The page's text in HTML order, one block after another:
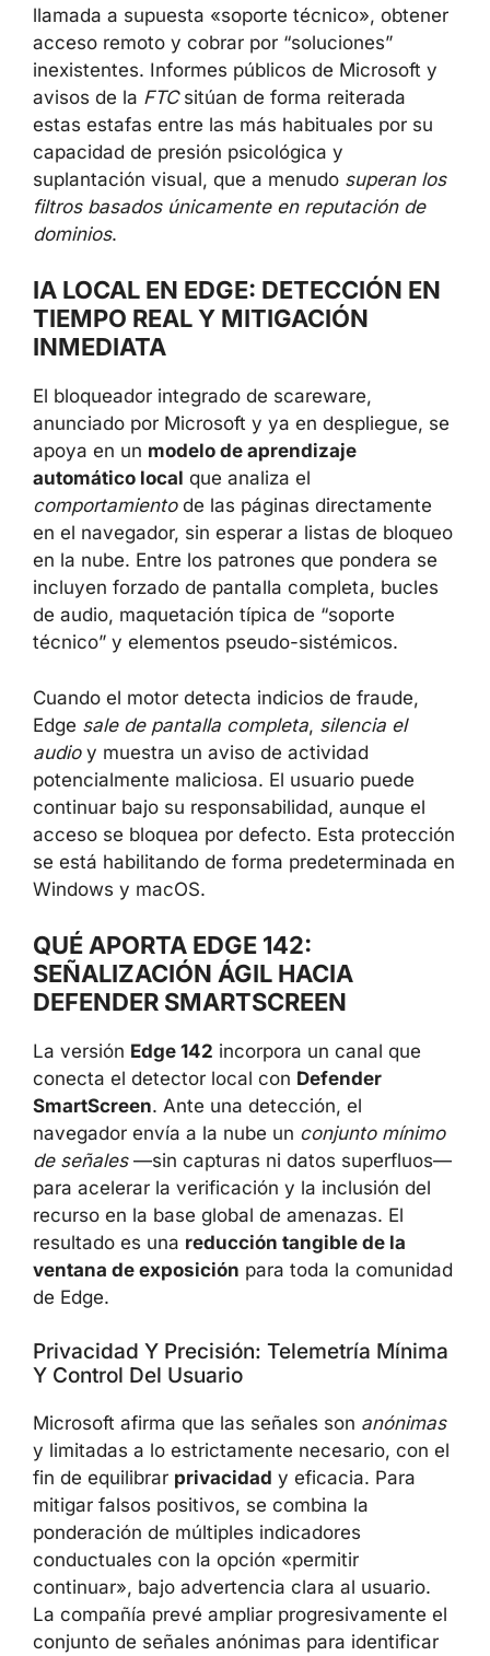
llamada a supuesta «soporte técnico», obtener
acceso remoto y cobrar por “soluciones”
inexistentes. Informes públicos de Microsoft y
avisos de la FTCsitúan de forma reiterada
estas estafas entre las más habituales por su
capacidad de presión psicológica y
suplantación visual, que a menudo superan los
filtros basados únicamente en reputación de
dominios.
IA LOCAL EN EDGE: DETECCIÓN EN
TIEMPO REAL Y MITIGACIÓN
INMEDIATA
El bloqueador integrado de scareware,
anunciado por Microsoft y ya en despliegue, se
apoya en un modelo de aprendizaje
automático local que analiza el
comportamientode las páginas directamente
en el navegador, sin esperar a listas de bloqueo
en la nube. Entre los patrones que pondera se
incluyen forzado de pantalla completa, bucles
de audio, maquetación típica de “soporte
técnico” y elementos pseudo-sistémicos.
Cuando el motor detecta indicios de fraude,
Edge sale de pantalla completa, silencia el
audioy muestra un aviso de actividad
potencialmente maliciosa. El usuario puede
continuar bajo su responsabilidad, aunque el
acceso se bloquea por defecto. Esta protección
se está habilitando de forma predeterminada en
Windows y macOS.
QUÉ APORTA EDGE 142:
SEÑALIZACIÓN ÁGIL HACIA
DEFENDER SMARTSCREEN
La versión Edge 142 incorpora un canal que
conecta el detector local con Defender
SmartScreen. Ante una detección, el
navegador envía a la nube un conjunto mínimo
de señales—sin capturas ni datos superfluos—
para acelerar la verificación y la inclusión del
recurso en la base global de amenazas. El
resultado es una reducción tangible de la
ventana de exposición para toda la comunidad
de Edge.
Privacidad Y Precisión: Telemetría Mínima
Y Control Del Usuario
Microsoft afirma que las señales son anónimas
y limitadas a lo estrictamente necesario, con el
fin de equilibrar privacidad y eficacia. Para
mitigar falsos positivos, se combina la
ponderación de múltiples indicadores
conductuales con la opción «permitir
continuar», bajo advertencia clara al usuario.
La compañía prevé ampliar progresivamente el
conjunto de señales anónimas para identificar